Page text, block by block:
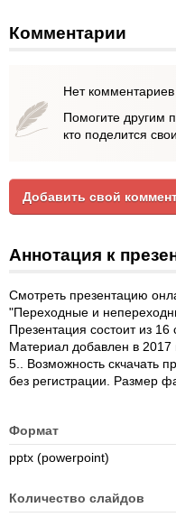
Комментарии
Нет
Помогите другим
кто поделится
Добавить свой
Аннотация к
Смотреть презентацию
"Переходные и
Презентация состоит из 16
Материал добавлен в 2017
5.. Возможность скчачать
без регистрации. Размер
Формат
pptx (powerpoint)
Количество слайдов